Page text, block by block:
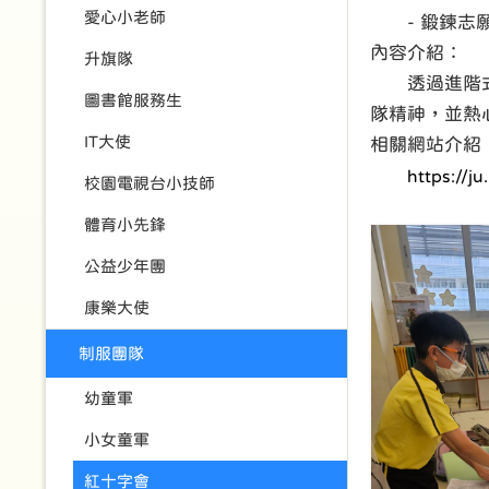
- 鍛鍊志願
內容介紹：
透過進階式
隊精神，並
相關網站介紹
https://
愛心小老師
升旗隊
圖書館服務生
IT大使
校園電視台小技師
體育小先鋒
公益少年團
康樂大使
制服團隊
幼童軍
小女童軍
紅十字會